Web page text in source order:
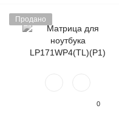
Продано
0